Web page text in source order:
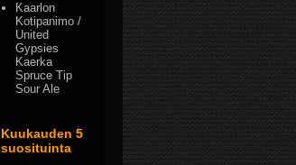
Kaarlon
Kotipanimo /
United
Gypsies
Kaerka
Spruce Tip
Sour Ale
Kuukauden 5
suosituinta